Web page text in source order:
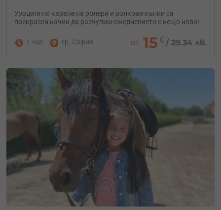
Уроците по каране на ролери и ролкови кънки са
прекрасен начин да разчупиш ежедневието с нещо ново!
1 час гр. София от 15 € /29.34 лв.